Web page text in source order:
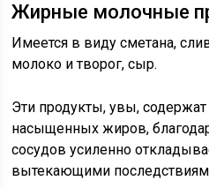
Жирные молочные
Имеется в виду сметана,
молоко и творог, сыр.
Эти продукты, увы,
насыщенных жиров,
сосудов усиленно
вытекающими